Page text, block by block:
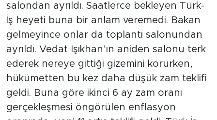
salondan ayrıldı. Saatlerce bekleyen Türk-
İş heyeti buna bir anlam veremedi. Bakan
gelmeyince onlar da toplantı salonundan
ayrıldı. Vedat Işıkhan’ın aniden salonu terk
ederek nereye gittiği gizemini korurken,
hükümetten bu kez daha düşük zam teklifi
geldi. Buna göre ikinci 6 ay zam oranı
gerçekleşmesi öngörülen enflasyon